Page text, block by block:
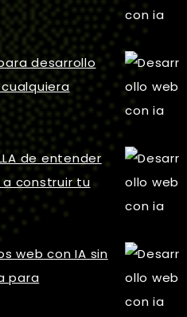
desarrollo
de entender
construir tu
web con IA sin
para